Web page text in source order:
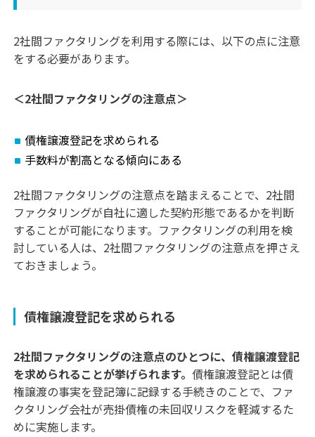
2社間ファクタリングを利用する際には、以下の点に注意
をする必要があります。
＜2社間ファクタリングの注意点＞
債権譲渡登記を求められる
手数料が割高となる傾向にある
2社間ファクタリングの注意点を踏まえることで、2社間
ファクタリングが自社に適した契約形態であるかを判断
することが可能になります。ファクタリングの利用を検
討している人は、2社間ファクタリングの注意点を押さえ
ておきましょう。
債権譲渡登記を求められる
2社間ファクタリングの注意点のひとつに、債権譲渡登記
を求められることが挙げられます。債権譲渡登記とは債
権譲渡の事実を登記簿に記録する手続きのことで、ファ
クタリング会社が売掛債権の未回収リスクを軽減するた
めに実施します。